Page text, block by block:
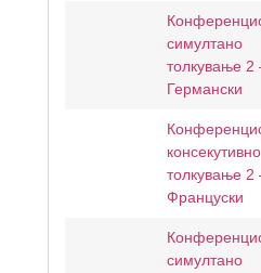
симултано
толкување 2
Германски
консекутивно
толкување 2
Француски
симултано